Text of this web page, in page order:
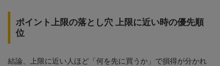
ポイント上限の落とし穴 上限に近い時の優先順
位
結論、上限に近い人ほど「何を先に買うか」で損得が分かれ